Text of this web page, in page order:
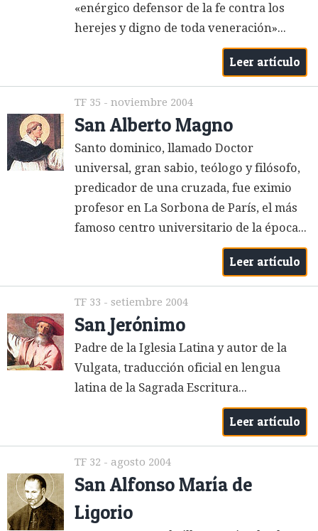
«enérgico defensor de la fe contra los
herejes y digno de toda veneración»...
Leer artículo
TF 35 - noviembre 2004
San Alberto Magno
Santo dominico, llamado Doctor
universal, gran sabio, teólogo y filósofo,
predicador de una cruzada, fue eximio
profesor en La Sorbona de París, el más
famoso centro universitario de la época...
Leer artículo
TF 33 - setiembre 2004
San Jerónimo
Padre de la Iglesia Latina y autor de la
Vulgata, traducción oficial en lengua
latina de la Sagrada Escritura...
Leer artículo
TF 32 - agosto 2004
San Alfonso María de
Ligorio